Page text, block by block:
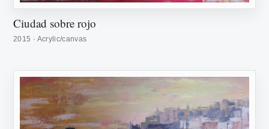
Ciudad sobre rojo
2015 · Acrylic/canvas